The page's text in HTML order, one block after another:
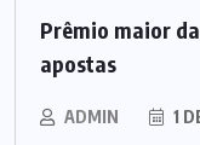
Prêmio maior
apostas
ADMIN 1